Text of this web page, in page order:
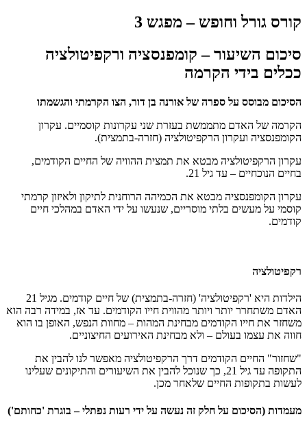
קורס גורל וחופש – מפגש 3
סיכום השיעור – קומפנסציה ורקפיטולציה
ככלים בידי הקרמה
הסיכום מבוסס על ספרה של אורנה בן דור, הצו הקרמתי והגשמתו
הקרמה של האדם מתממשת בעזרת שני עקרונות קוסמיים. עקרון
הקומפנסציה ועקרון הרקפיטולציה (חזרה-בתמצית).
עקרון הרקפיטולציה מבטא את תמצית ההוויה של החיים הקודמים,
בחיים הנוכחיים – עד גיל 21.
עקרון הקומפנסציה מבטא את הכמיהה הרוחנית לתיקון ולאיזון קרמתי
קוסמי על מעשים בלתי מוסריים, שנעשו על ידי האדם במהלכי חיים
קודמים.
רקפיטולציה
הילדות היא 'רקפיטולציה' (חזרה-בתמצית) של חיים קודמים. מגיל 21
האדם משתחרר יותר ויותר מהווית חייו הקודמים. עד אז, במידה רבה הוא
משחזר את חייו הקודמים מבחינת המהות – מחוות הנפש, האופן בו הוא
חווה את עצמו בעולם – ולא מבחינת האירועים החיצוניים.
"שחזור" החיים הקודמים דרך הרקפיטולציה מאפשר לנו להבין את
התקופה עד גיל 21, כך שנוכל להבין את השיעורים והתיקונים שעלינו
לעשות בתקופות החיים שלאחר מכן.
מעמדות (הסיכום על חלק זה נעשה על ידי רעות נפתלי – בוגרת 'כחותם')